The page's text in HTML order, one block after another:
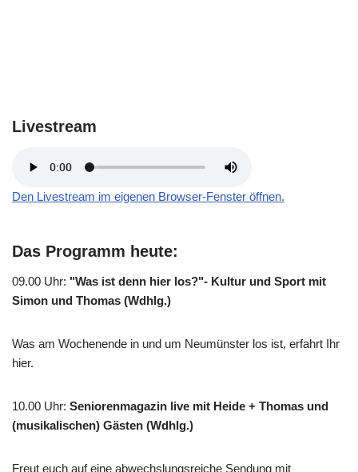
Livestream
Den Livestream im eigenen Browser-Fenster öffnen.
Das Programm heute:
09.00 Uhr: "Was ist denn hier los?"- Kultur und Sport mit
Simon und Thomas (Wdhlg.)
Was am Wochenende in und um Neumünster los ist, erfahrt Ihr
hier.
10.00 Uhr: Seniorenmagazin live mit Heide + Thomas und
(musikalischen) Gästen (Wdhlg.)
Freut euch auf eine abwechslungsreiche Sendung mit